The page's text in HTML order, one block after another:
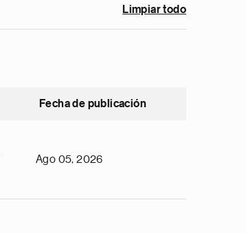
Limpiar todo
Fecha de publicación
Ago 05, 2026